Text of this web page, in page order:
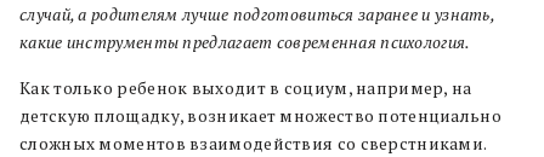
случай, а родителям лучше подготовиться заранее и узнать,
какие инструменты предлагает современная психология.
Как только ребенок выходит в социум, например, на
детскую площадку, возникает множество потенциально
сложных моментов взаимодействия со сверстниками.